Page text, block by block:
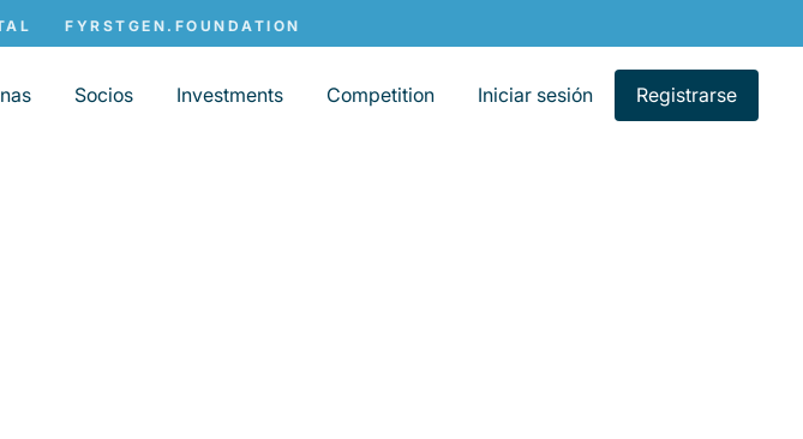
Socios Investments Competition Iniciar sesión Registrarse